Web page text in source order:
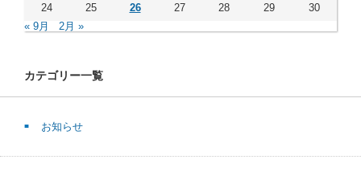
24 25 26 27 28 29
30
« 9月
2月 »
カテゴリー一覧
お知らせ